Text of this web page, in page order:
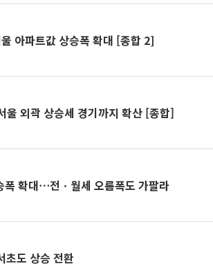
아파트값 상승폭 확대 [종합 2]
외곽 상승세 경기까지 확산 [종합]
폭 확대⋯전ㆍ월세 오름폭도 가팔라
초도 상승 전환